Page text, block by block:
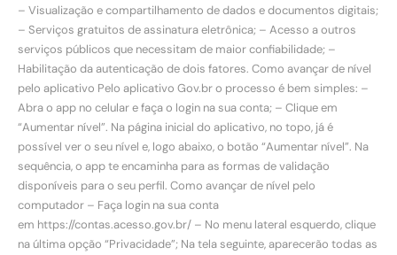
– Visualização e compartilhamento de dados e documentos digitais;
– Serviços gratuitos de assinatura eletrônica; – Acesso a outros
serviços públicos que necessitam de maior confiabilidade; –
Habilitação da autenticação de dois fatores. Como avançar de nível
pelo aplicativo Pelo aplicativo Gov.br o processo é bem simples: –
Abra o app no celular e faça o login na sua conta; – Clique em
“Aumentar nível”. Na página inicial do aplicativo, no topo, já é
possível ver o seu nível e, logo abaixo, o botão “Aumentar nível”. Na
sequência, o app te encaminha para as formas de validação
disponíveis para o seu perfil. Como avançar de nível pelo
computador – Faça login na sua conta
em https://contas.acesso.gov.br/ – No menu lateral esquerdo, clique
na última opção “Privacidade”; Na tela seguinte, aparecerão todas as